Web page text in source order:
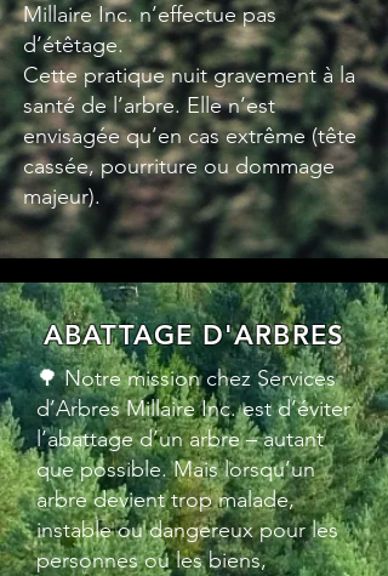
Millaire Inc. n’effectue pas
d’étêtage.
Cette pratique nuit gravement à la
santé de l’arbre. Elle n’est
envisagée qu’en cas extrême (tête
cassée, pourriture ou dommage
majeur).
ABATTAGE D'ARBRES
🌳 Notre mission chez Services
d’Arbres Millaire Inc. est d’éviter
l’abattage d’un arbre – autant
que possible. Mais lorsqu’un
arbre devient trop malade,
instable ou dangereux pour les
personnes ou les biens,